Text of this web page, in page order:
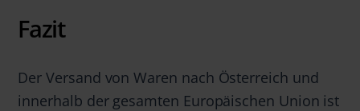
Fazit
Der Versand von Waren nach Österreich und
innerhalb der gesamten Europäischen Union ist